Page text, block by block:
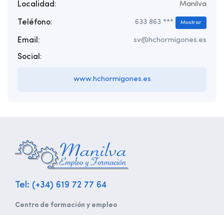
Localidad: Manilva
Teléfono: 633 863 *** Mostrar
Email: sv@hchormigones.es
Social:
www.hchormigones.es
Tel: (+34) 619 72 77 64
Centro de formación y empleo